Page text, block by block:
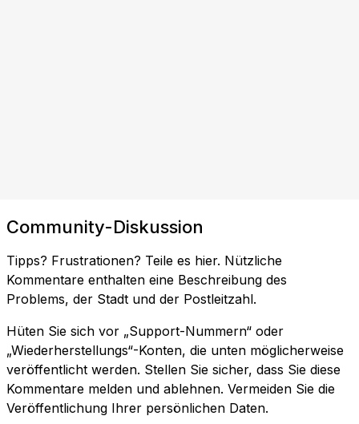
Community-Diskussion
Tipps? Frustrationen? Teile es hier. Nützliche
Kommentare enthalten eine Beschreibung des
Problems, der Stadt und der Postleitzahl.
Hüten Sie sich vor „Support-Nummern“ oder
„Wiederherstellungs“-Konten, die unten möglicherweise
veröffentlicht werden. Stellen Sie sicher, dass Sie diese
Kommentare melden und ablehnen. Vermeiden Sie die
Veröffentlichung Ihrer persönlichen Daten.